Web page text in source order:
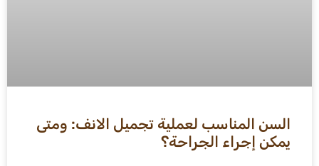
السن المناسب لعملية تجميل الانف: ومتى
يمكن إجراء الجراحة؟